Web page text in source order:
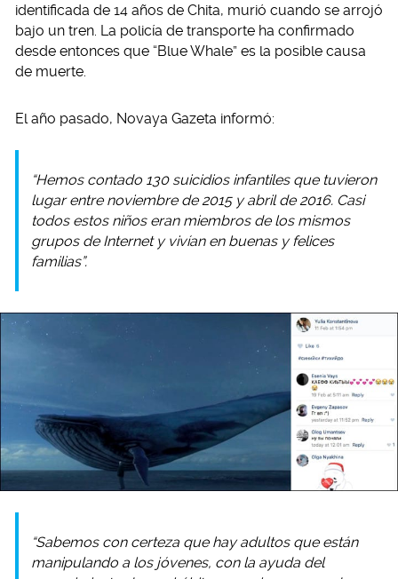
identificada de 14 años de Chita, murió cuando se arrojó
bajo un tren. La policía de transporte ha confirmado
desde entonces que “Blue Whale” es la posible causa
de muerte.
El año pasado, Novaya Gazeta informó:
“Hemos contado 130 suicidios infantiles que tuvieron
lugar entre noviembre de 2015 y abril de 2016. Casi
todos estos niños eran miembros de los mismos
grupos de Internet y vivían en buenas y felices
familias”.
“Sabemos con certeza que hay adultos que están
manipulando a los jóvenes, con la ayuda del